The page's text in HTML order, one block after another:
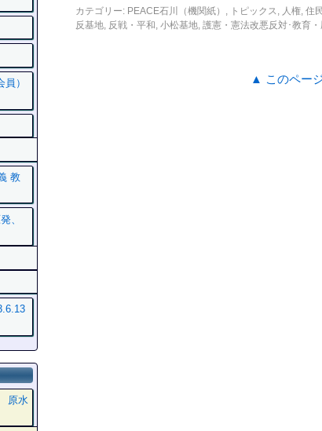
カテゴリー: PEACE石川（機関紙） , トピックス, 人権, 住
反基地, 反戦・平和, 小松基地, 護憲・憲法改悪反対･教育・
▲ このペー
）
教
、
原水